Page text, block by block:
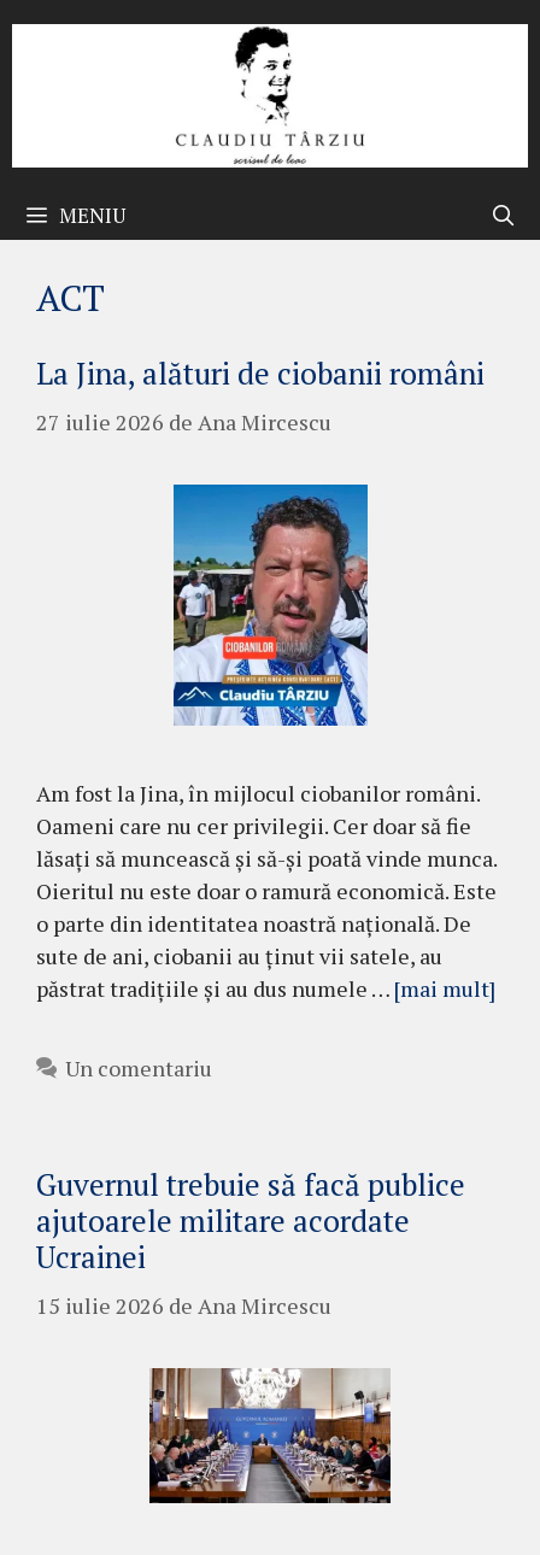
MENIU
ACT
La Jina, alături de ciobanii români
27 iulie 2026 de Ana Mircescu
Am fost la Jina, în mijlocul ciobanilor români.
Oameni care nu cer privilegii. Cer doar să fie
lăsați să muncească și să-și poată vinde munca.
Oieritul nu este doar o ramură economică. Este
o parte din identitatea noastră națională. De
sute de ani, ciobanii au ținut vii satele, au
păstrat tradițiile și au dus numele … [mai mult]
Un comentariu
Guvernul trebuie să facă publice
ajutoarele militare acordate
Ucrainei
15 iulie 2026 de Ana Mircescu